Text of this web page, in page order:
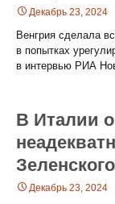
Декабрь 23, 2024
Венгрия сделала
в попытках
в интервью РИА
В Италии
Зеленского
Декабрь 23, 2024